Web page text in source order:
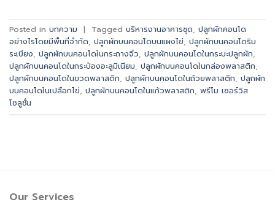
Posted in บทความ | Tagged บริหารงานอาคารชุด, ปลูกผักคอนโด
อย่างไรโดยมีพื้นที่จำกัด, ปลูกผักบนคอนโดบนแผงไข่, ปลูกผักบนคอนโดริม
ระเบียง, ปลูกผักบนคอนโดในกระถางจิ๋ว, ปลูกผักบนคอนโดในกระบะปลูกผัก,
ปลูกผักบนคอนโดในกระป๋องอะลูมิเนียม, ปลูกผักบนคอนโดในกล่องพลาสติก,
ปลูกผักบนคอนโดในขวดพลาสติก, ปลูกผักบนคอนโดในถ้วยพลาสติก, ปลูกผัก
บนคอนโดในเปลือกไข่, ปลูกผักบนคอนโดในแก้วพลาสติก, พรีโม เซอร์วิส
โซลูชั่น
Our Services